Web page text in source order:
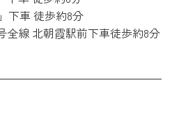
下車 徒歩約8分
全線 北朝霞駅前下車徒歩約8分